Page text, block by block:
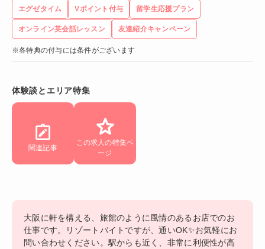
エグゼタイム Vポイント付与 留学生応援プラン
オンライン英会話レッスン 友達紹介キャンペーン
※各特典の付与には条件がございます
体験談とエリア特集
関連記事
この求人の特集ペ
ージ
大阪に軒を構える、旅館のように風情のあるお店でのお
仕事です。リゾートバイトですが、通いOK✨お気軽にお
問い合わせください。駅からも近く、非常に利便性が高